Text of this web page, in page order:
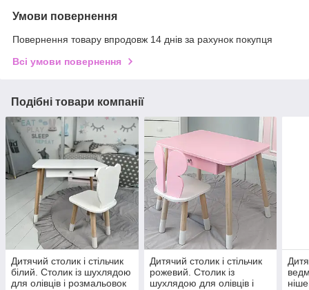
Умови повернення
Повернення товару впродовж 14 днів за рахунок покупця
Всі умови повернення
Подібні товари компанії
Дитячий столик і стільчик
білий. Столик із шухлядою
для олівців і розмальовок
Дитячий столик і стільчик
рожевий. Столик із
шухлядою для олівців і